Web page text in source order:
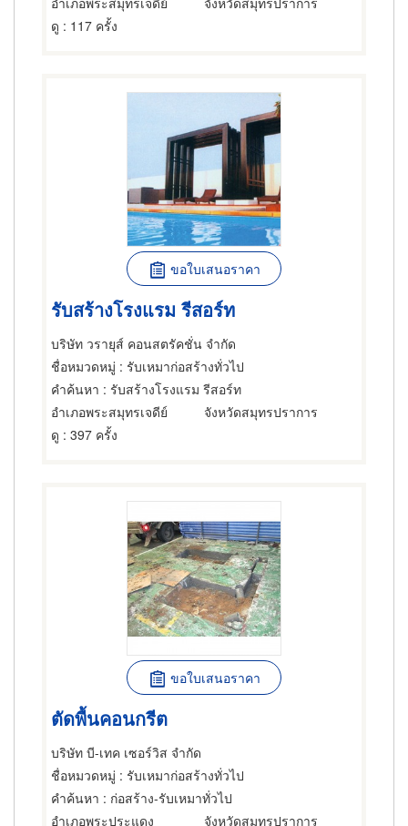
ดู : 117 ครั้ง
ขอใบเสนอราคา
รับสร้างโรงแรม รีสอร์ท
บริษัท วรายุส์ คอนสตรัคชั่น จำกัด
ชื่อหมวดหมู่ : รับเหมาก่อสร้างทั่วไป
คำค้นหา : รับสร้างโรงแรม รีสอร์ท
อำเภอพระสมุทรเจดีย์
จังหวัดสมุทรปราการ
ดู : 397 ครั้ง
ขอใบเสนอราคา
ตัดพื้นคอนกรีต
บริษัท บี-เทค เซอร์วิส จำกัด
ชื่อหมวดหมู่ : รับเหมาก่อสร้างทั่วไป
คำค้นหา : ก่อสร้าง-รับเหมาทั่วไป
อำเภอพระประแดง
จังหวัดสมุทรปราการ